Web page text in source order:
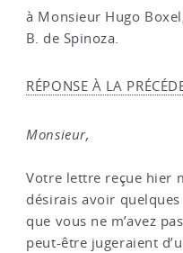
à Monsieur Hugo
B. de Spinoza.
RÉPONSE À LA
Monsieur,
Votre lettre reçue hier
désirais avoir
que vous ne m’avez
peut-être jugeraient